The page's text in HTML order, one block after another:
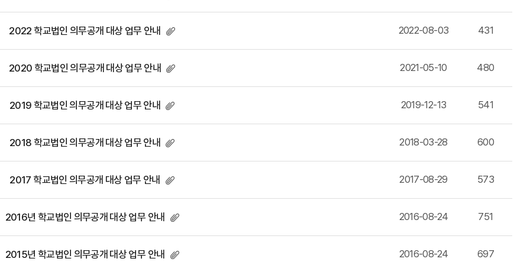
2022 학교법인 의무공개 대상 업무 안내 2022-08-03 431
2020 학교법인 의무공개 대상 업무 안내 2021-05-10 480
2019 학교법인 의무공개 대상 업무 안내 2019-12-13 541
2018 학교법인 의무공개 대상 업무 안내 2018-03-28 600
2017 학교법인 의무공개 대상 업무 안내 2017-08-29 573
2016년 학교법인 의무공개 대상 업무 안내 2016-08-24 751
2015년 학교법인 의무공개 대상 업무 안내 2016-08-24 697